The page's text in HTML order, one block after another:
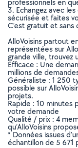
professionnels en
3. Echangez avec
sécurisée et faites
C’est gratuit et sans
AlloVoisins partout
représentées sur
grande ville, trouvez
Efficace : Une
millions de
Généraliste : 1 250
possible sur
projets.
Rapide : 10 minutes
votre demande
Qualité / prix : 4
qu’AlloVoisins
* Données issues
échantillon de 5 671